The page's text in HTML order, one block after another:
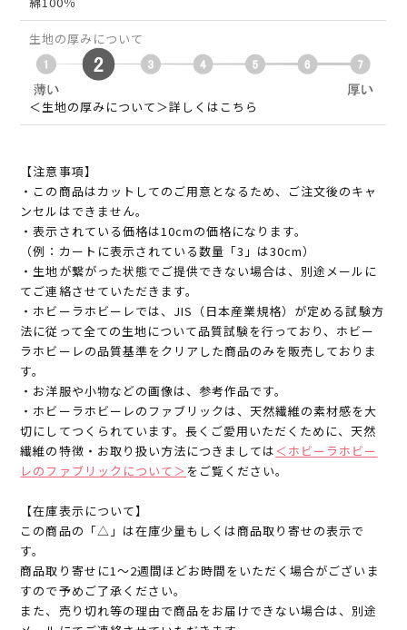
生地の厚みについて
＜生地の厚みについて＞詳しくはこちら
【注意事項】
・この商品はカットしてのご用意となるため、ご注文後のキャ
ンセルはできません。
・表示されている価格は10cmの価格になります。
（例：カートに表示されている数量「3」は30cm）
・生地が繋がった状態でご提供できない場合は、別途メールに
てご連絡させていただきます。
・ホビーラホビーレでは、JIS（日本産業規格）が定める試験方
法に従って全ての生地について品質試験を行っており、ホビー
ラホビーレの品質基準をクリアした商品のみを販売しておりま
す。
・お洋服や小物などの画像は、参考作品です。
・ホビーラホビーレのファブリックは、天然繊維の素材感を大
切にしてつくられています。長くご愛用いただくために、天然
繊維の特徴・お取り扱い方法につきましては＜ホビーラホビー
レのファブリックについて＞ をご覧ください。
【在庫表示について】
この商品の「△」は在庫少量もしくは商品取り寄せの表示で
す。
商品取り寄せに1～2週間ほどお時間をいただく場合がございま
すので予めご了承ください。
また、売り切れ等の理由で商品をお届けできない場合は、別途